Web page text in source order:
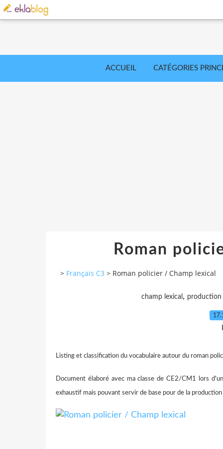
ACCUEIL CATÉGORIES
Roman
> Français C3 > Roman policier / Champ lexical
champ lexical , production
Listing et classification du vocabulaire autour du roman
Document élaboré avec ma classe de CE2/CM1 lors
exhaustif mais pouvant servir de base pour de la